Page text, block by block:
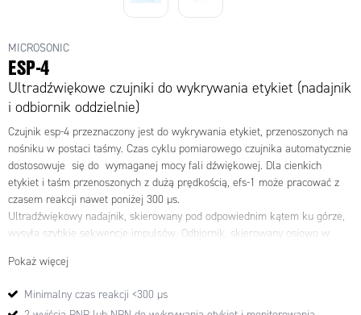
MICROSONIC
ESP-4
Ultradźwiękowe czujniki do wykrywania etykiet (nadajnik
i odbiornik oddzielnie)
Czujnik esp-4 przeznaczony jest do wykrywania etykiet, przenoszonych na
nośniku w postaci taśmy. Czas cyklu pomiarowego czujnika automatycznie
dostosowuje się do wymaganej mocy fali dźwiękowej. Dla cienkich
etykiet i taśm przenoszonych z dużą prędkością, efs-1 może pracować z
czasem reakcji nawet poniżej 300 µs.
Ultradźwiękowy nadajnik, skierowany pod odpowiednim kątem ku górze,
wysyła szybkie sekwencje impulsów. Odbiornik, skierowany osiowo w
zależności od obecności etykiety na nośniku lub jej braku, a także w
sytuacji, czujnik należy odpowiednio skonfigurować pod daną etykietę
Pokaż więcej
Minimalny czas reakcji <300 µs